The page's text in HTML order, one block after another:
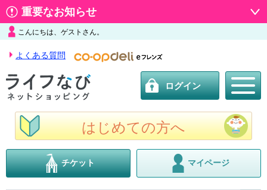
重要なお知らせ
こんにちは、ゲストさん。
よくある質問
ログイン
はじめての方へ
チケット マイページ